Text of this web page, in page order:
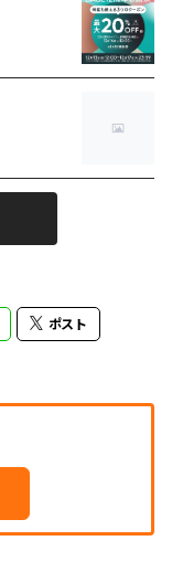
ポスト